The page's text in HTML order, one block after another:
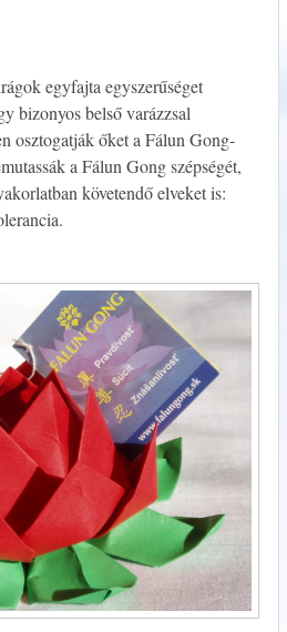
egyfajta egyszerűséget
bizonyos belső varázzsal
osztogatják őket a Fálun Gong-
a Fálun Gong szépségét,
követendő elveket is: